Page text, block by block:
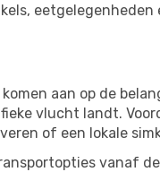
aan op de
vlucht landt.
of een lokale
vanaf